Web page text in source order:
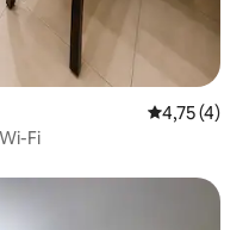
Évaluation
4,75 (4)
Fi
appréciés